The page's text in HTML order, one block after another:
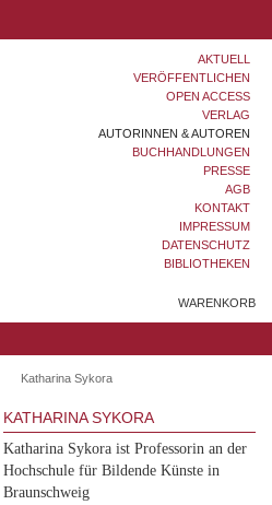
AKTUELL
VERÖFFENTLICHEN
OPEN ACCESS
VERLAG
AUTORINNEN & AUTOREN
BUCHHANDLUNGEN
PRESSE
AGB
KONTAKT
IMPRESSUM
DATENSCHUTZ
BIBLIOTHEKEN
WARENKORB
Katharina Sykora
KATHARINA SYKORA
Katharina Sykora ist Professorin an der
Hochschule für Bildende Künste in
Braunschweig